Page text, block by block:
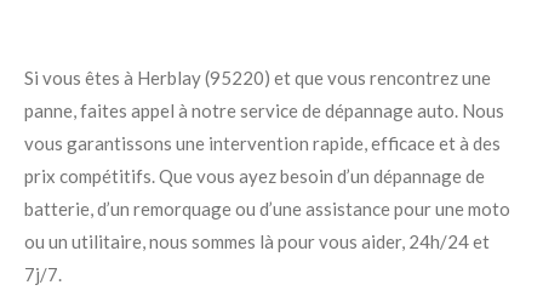
Si vous êtes à Herblay (95220) et que vous rencontrez une
panne, faites appel à notre service de dépannage auto. Nous
vous garantissons une intervention rapide, efficace et à des
prix compétitifs. Que vous ayez besoin d’un dépannage de
batterie, d’un remorquage ou d’une assistance pour une moto
ou un utilitaire, nous sommes là pour vous aider, 24h/24 et
7j/7.